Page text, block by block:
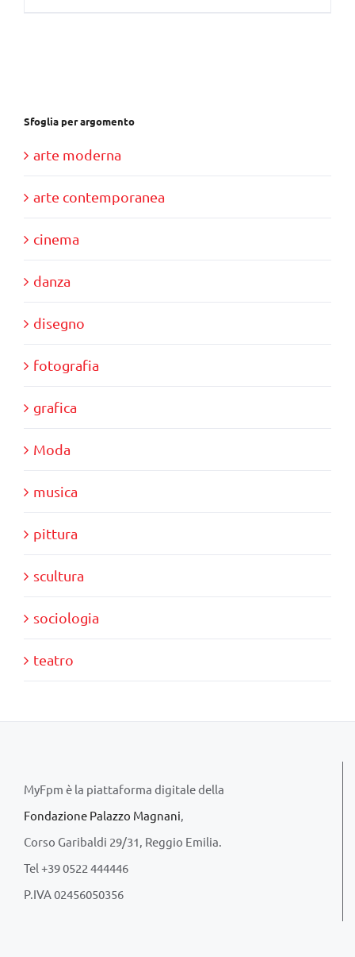
Sfoglia per argomento
arte moderna
arte contemporanea
cinema
danza
disegno
fotografia
grafica
Moda
musica
pittura
scultura
sociologia
teatro
MyFpm è la piattaforma digitale della
Fondazione Palazzo Magnani,
Corso Garibaldi 29/31, Reggio Emilia.
Tel +39 0522 444446
P.IVA 02456050356